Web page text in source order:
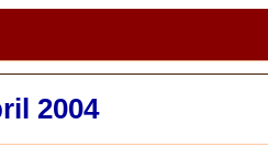
2004